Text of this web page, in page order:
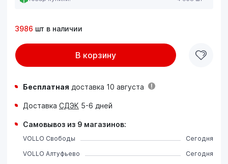
3986 шт в наличии
В корзину
Бесплатная доставка 10 августа
Доставка СДЭК 5-6 дней
Самовывоз из 9 магазинов:
VOLLO Свободы
Сегодня
VOLLO Алтуфьево
Сегодня